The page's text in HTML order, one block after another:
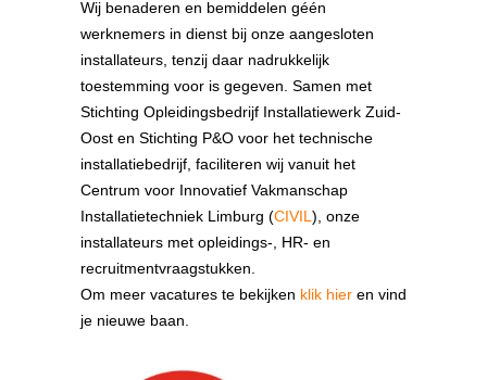
Wij benaderen en bemiddelen géén
werknemers in dienst bij onze aangesloten
installateurs, tenzij daar nadrukkelijk
toestemming voor is gegeven. Samen met
Stichting Opleidingsbedrijf Installatiewerk Zuid-
Oost en Stichting P&O voor het technische
installatiebedrijf, faciliteren wij vanuit het
Centrum voor Innovatief Vakmanschap
Installatietechniek Limburg (CIVIL ), onze
installateurs met opleidings-, HR- en
recruitmentvraagstukken.
Om meer vacatures te bekijken klik hier en vind
je nieuwe baan.